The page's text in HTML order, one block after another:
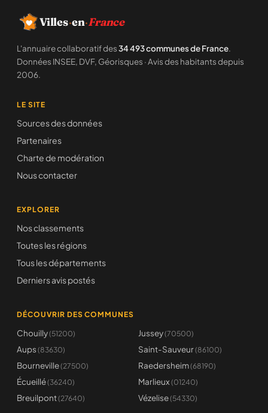
Villes·en·France
L'annuaire collaboratif des34 493 communes de France.
Données INSEE, DVF, Géorisques · Avis des habitants depuis
2006.
LE SITE
Sources des données
Partenaires
Charte de modération
Nous contacter
EXPLORER
Nos classements
Toutes les régions
Tous les départements
Derniers avis postés
DÉCOUVRIR DES COMMUNES
Chouilly(51200) Jussey(70500)
Aups (83630) Saint-Sauveur(86100)
Bourneville(27500) Raedersheim(68190)
Écueillé(36240) Marlieux (01240)
Breuilpont(27640) Vézelise(54330)